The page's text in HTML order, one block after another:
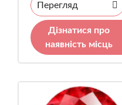
Перегляд
Дізнатися про
наявність місць